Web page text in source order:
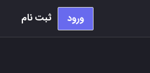
ورود ثبت نام